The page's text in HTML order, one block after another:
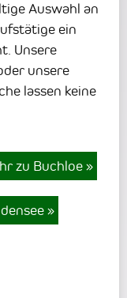
Auswahl an
ein
Unsere
unsere
lassen keine
zu Buchloe »
»